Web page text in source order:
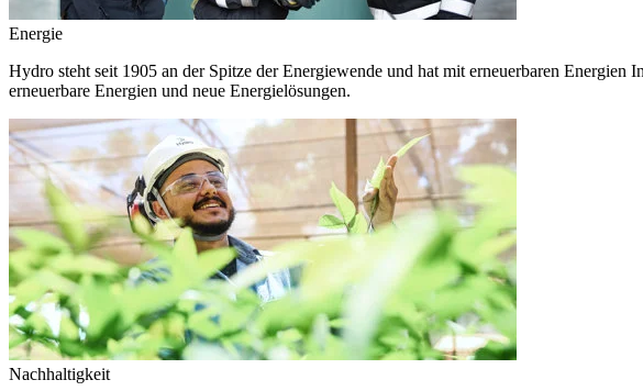
Energie
Hydro steht seit 1905 an der Spitze der Energiewende und hat mit erneuerbaren
erneuerbare Energien und neue Energielösungen.
Nachhaltigkeit